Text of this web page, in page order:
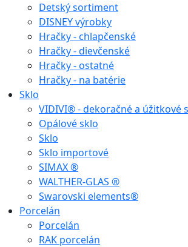
Detský sortiment
DISNEY výrobky
Hračky - chlapčenské
Hračky - dievčenské
Hračky - ostatné
Hračky - na batérie
Sklo
VIDIVI® - dekoračné a úžitkové
Opálové sklo
Sklo
Sklo importové
SIMAX ®
WALTHER-GLAS ®
Swarovski elements®
Porcelán
Porcelán
RAK porcelán